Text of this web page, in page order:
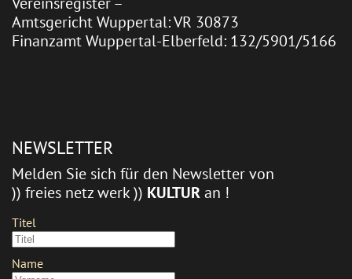
Amtsgericht Wuppertal: VR 30873
Finanzamt Wuppertal-Elberfeld: 132/5901/5166
NEWSLETTER
Melden Sie sich für den Newsletter von
)) freies netz werk )) KULTURan !